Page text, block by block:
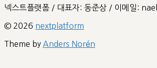
넥스트플랫폼 / 대표자: 동준상 / 이메일:
© 2026 nextplatform
Theme by Anders Norén